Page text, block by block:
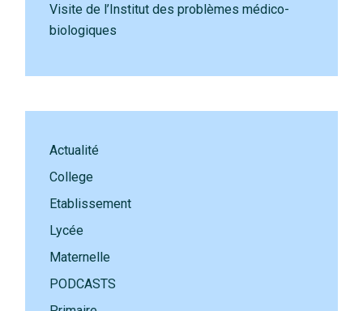
Visite de l’Institut des problèmes médico-
biologiques
Actualité
College
Etablissement
Lycée
Maternelle
PODCASTS